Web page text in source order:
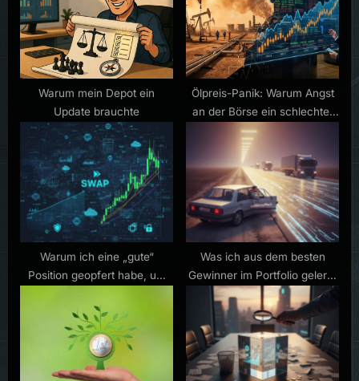
s
t
:
:
Warum mein Depot ein
Update brauchte
Ölpreis-Panik: Warum Angst
an der Börse ein schlechter
Berater ist
Warum ich eine „gute“
Position geopfert habe, um
zu machen
Was ich aus dem besten
Gewinner im Portfolio gelernt
habe